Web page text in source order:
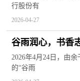
行股份有
2026-04-27
谷雨润心，书香
春日读书分享会
2026年4月24日，由
的“谷雨